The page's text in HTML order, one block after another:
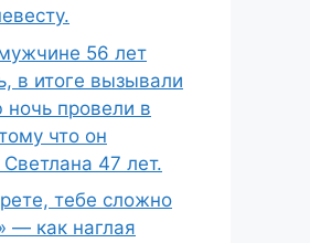
56 лет
в итоге вызывали
провели в
что он
47 лет.
тебе сложно
— как наглая